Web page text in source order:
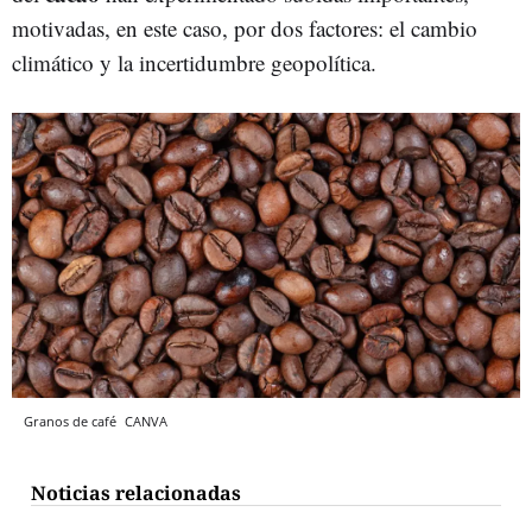
motivadas, en este caso, por dos factores: el cambio
climático y la incertidumbre geopolítica.
Granos de café CANVA
Noticias relacionadas